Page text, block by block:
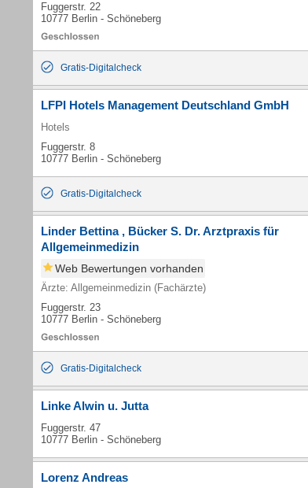
Fuggerstr. 22
10777 Berlin - Schöneberg
Gratis-Digitalcheck
LFPI Hotels Management Deutschland GmbH
Hotels
Fuggerstr. 8
10777 Berlin - Schöneberg
Gratis-Digitalcheck
Linder Bettina , Bücker S. Dr. Arztpraxis für
Allgemeinmedizin
Web Bewertungen vorhanden
Ärzte: Allgemeinmedizin (Fachärzte)
Fuggerstr. 23
10777 Berlin - Schöneberg
Gratis-Digitalcheck
Linke Alwin u. Jutta
Fuggerstr. 47
10777 Berlin - Schöneberg
Lorenz Andreas